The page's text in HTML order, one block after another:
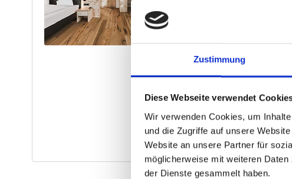
Zustimmung
Diese Webseite verwendet
Wir verwenden Cookies, um
und die Zugriffe auf unsere
Website an unsere Partner für
möglicherweise mit weiteren
der Dienste gesammelt haben.